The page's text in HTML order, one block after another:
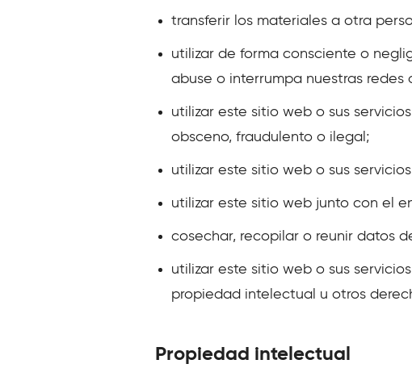
transferir los materiales a otra
utilizar de forma consciente o
abuse o interrumpa nuestras
utilizar este sitio web o sus
obsceno, fraudulento o ilegal;
utilizar este sitio web o sus
utilizar este sitio web junto con el
cosechar, recopilar o reunir datos
utilizar este sitio web o sus
propiedad intelectual u otros
Propiedad intelectual